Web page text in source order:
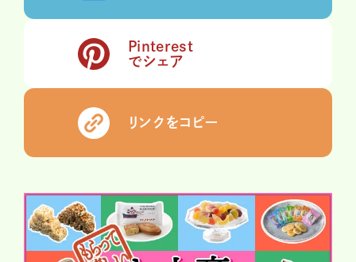
Pinterest
でシェア
リンクをコピー